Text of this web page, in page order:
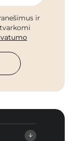
ir